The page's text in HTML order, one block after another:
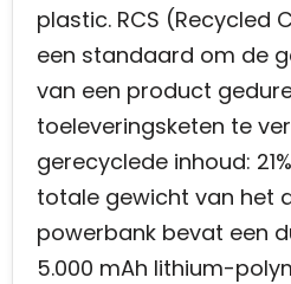
plastic. RCS (Recycled
een standaard om de
van een product
toeleveringsketen te
gerecyclede inhoud:
totale gewicht van het
powerbank bevat een
5.000 mAh lithium-